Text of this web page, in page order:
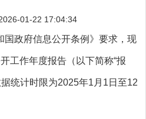
01-22 17:04:34
国政府信息公开条例》要求，现
工作年度报告（以下简称“报
统计时限为2025年1月1日至12